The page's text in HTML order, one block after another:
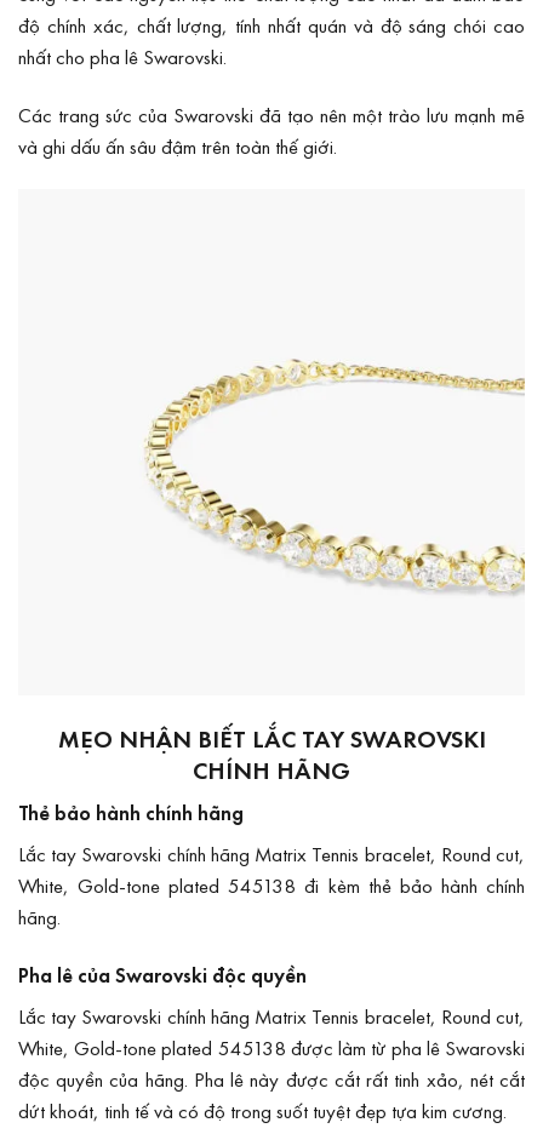
độ chính xác, chất lượng, tính nhất quán và độ sáng chói cao
nhất cho pha lê Swarovski.
Các trang sức của Swarovski đã tạo nên một trào lưu mạnh mẽ
và ghi dấu ấn sâu đậm trên toàn thế giới.
MẸO NHẬN BIẾT LẮC TAY SWAROVSKI
CHÍNH HÃNG
Thẻ bảo hành chính hãng
Lắc tay Swarovski chính hãng Matrix Tennis bracelet, Round cut,
White, Gold-tone plated 545138 đi kèm thẻ bảo hành chính
hãng.
Pha lê của Swarovski độc quyền
Lắc tay Swarovski chính hãng Matrix Tennis bracelet, Round cut,
White, Gold-tone plated 545138 được làm từ pha lê Swarovski
độc quyền của hãng. Pha lê này được cắt rất tinh xảo, nét cắt
dứt khoát, tinh tế và có độ trong suốt tuyệt đẹp tựa kim cương.